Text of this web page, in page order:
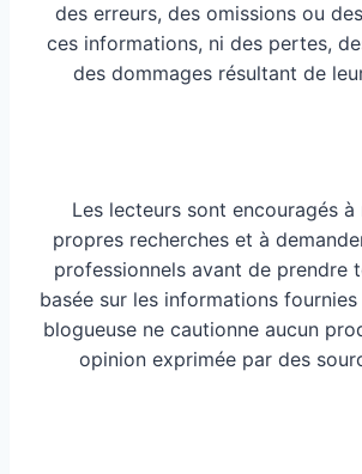
des erreurs, des omissions ou
ces informations, ni des pertes,
des dommages résultant de
Les lecteurs sont encouragés à
propres recherches et à
professionnels avant de prendre
basée sur les informations
blogueuse ne cautionne aucun
opinion exprimée par des